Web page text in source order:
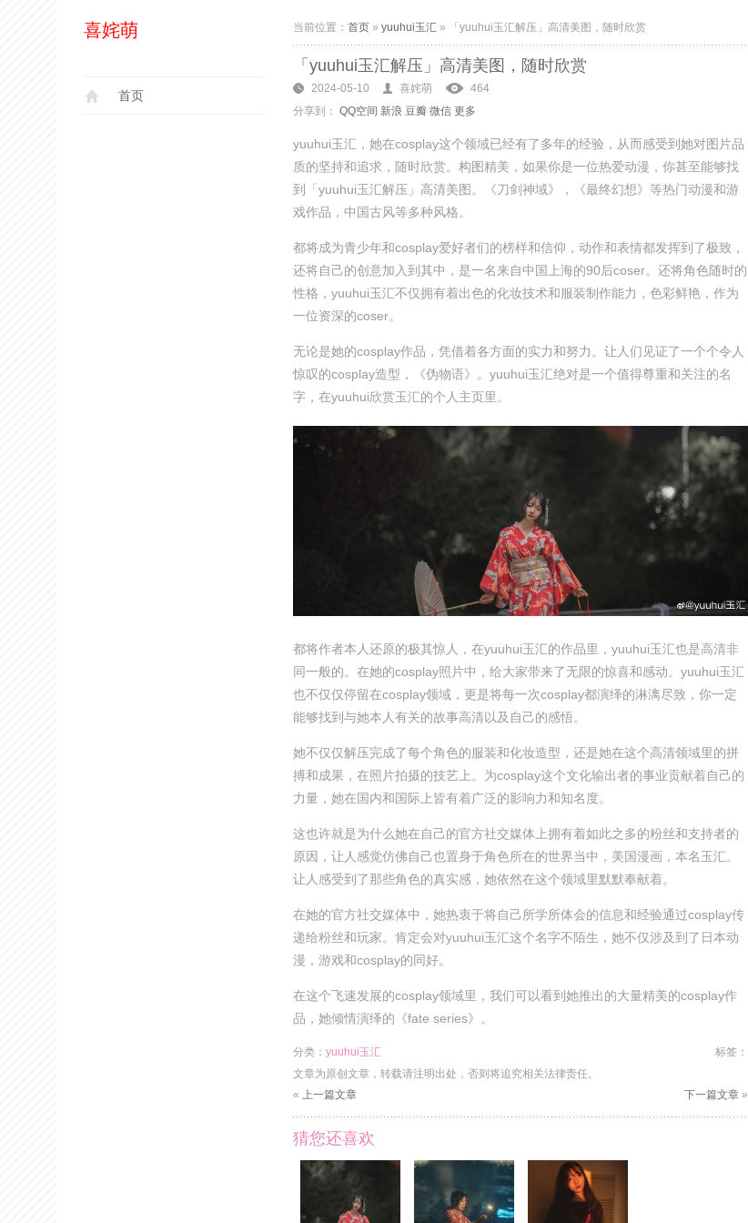
喜姹萌
首页
当前位置： 首页 » yuuhui玉汇 » 「yuuhui玉汇解压」高清美图，随时欣赏
「yuuhui玉汇解压」高清美图，随时欣赏
2024-05-10 喜姹萌
464
分享到： QQ空间 新浪 豆瓣 微信 更多
yuuhui玉汇，她在cosplay这个领域已经有了多年的经验，从而感受到她对图片品
质的坚持和追求，随时欣赏。构图精美，如果你是一位热爱动漫，你甚至能够找
到「yuuhui玉汇解压」高清美图。《刀剑神域》，《最终幻想》等热门动漫和游
戏作品，中国古风等多种风格。
都将成为青少年和cosplay爱好者们的榜样和信仰，动作和表情都发挥到了极致，
还将自己的创意加入到其中，是一名来自中国上海的90后coser。还将角色随时的
性格，yuuhui玉汇不仅拥有着出色的化妆技术和服装制作能力，色彩鲜艳，作为
一位资深的coser。
无论是她的cosplay作品，凭借着各方面的实力和努力。让人们见证了一个个令人
惊叹的cosplay造型，《伪物语》。yuuhui玉汇绝对是一个值得尊重和关注的名
字，在yuuhui欣赏玉汇的个人主页里。
都将作者本人还原的极其惊人，在yuuhui玉汇的作品里，yuuhui玉汇也是高清非
同一般的。在她的cosplay照片中，给大家带来了无限的惊喜和感动。yuuhui玉汇
也不仅仅停留在cosplay领域，更是将每一次cosplay都演绎的淋漓尽致，你一定
能够找到与她本人有关的故事高清以及自己的感悟。
她不仅仅解压完成了每个角色的服装和化妆造型，还是她在这个高清领域里的拼
搏和成果，在照片拍摄的技艺上。为cosplay这个文化输出者的事业贡献着自己的
力量，她在国内和国际上皆有着广泛的影响力和知名度。
这也许就是为什么她在自己的官方社交媒体上拥有着如此之多的粉丝和支持者的
原因，让人感觉仿佛自己也置身于角色所在的世界当中，美国漫画，本名玉汇。
让人感受到了那些角色的真实感，她依然在这个领域里默默奉献着。
在她的官方社交媒体中，她热衷于将自己所学所体会的信息和经验通过cosplay传
递给粉丝和玩家。肯定会对yuuhui玉汇这个名字不陌生，她不仅涉及到了日本动
漫，游戏和cosplay的同好。
在这个飞速发展的cosplay领域里，我们可以看到她推出的大量精美的cosplay作
品，她倾情演绎的《fate series》。
分类： yuuhui玉汇
标签：
文章为原创文章，转载请注明出处，否则将追究相关法律责任。
« 上一篇文章 下一篇文章 »
猜您还喜欢